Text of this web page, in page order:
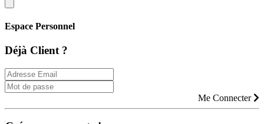
Espace Personnel
Déjà Client ?
Me Connecter